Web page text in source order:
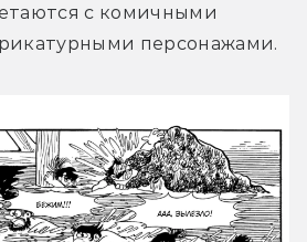
с комичными
персонажами.